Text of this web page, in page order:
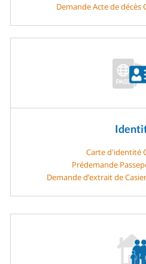
Demande Acte de décès
Carte d'identité
Prédemande
Demande d’extrait de